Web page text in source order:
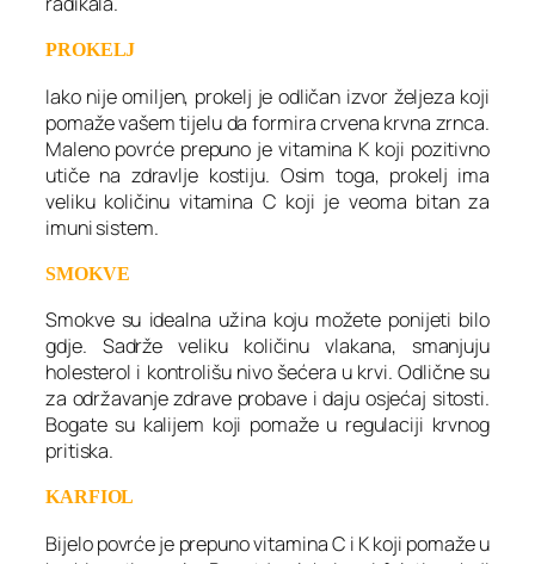
PROKELJ
Iako nije omiljen, prokelj je odličan izvor željeza koji
pomaže vašem tijelu da formira crvena krvna zrnca.
Maleno povrće prepuno je vitamina K koji pozitivno
utiče na zdravlje kostiju. Osim toga, prokelj ima
veliku količinu vitamina C koji je veoma bitan za
imuni sistem.
SMOKVE
Smokve su idealna užina koju možete ponijeti bilo
gdje. Sadrže veliku količinu vlakana, smanjuju
holesterol i kontrolišu nivo šećera u krvi. Odlične su
za održavanje zdrave probave i daju osjećaj sitosti.
Bogate su kalijem koji pomaže u regulaciji krvnog
pritiska.
KARFIOL
Bijelo povrće je prepuno vitamina C i K koji pomaže u